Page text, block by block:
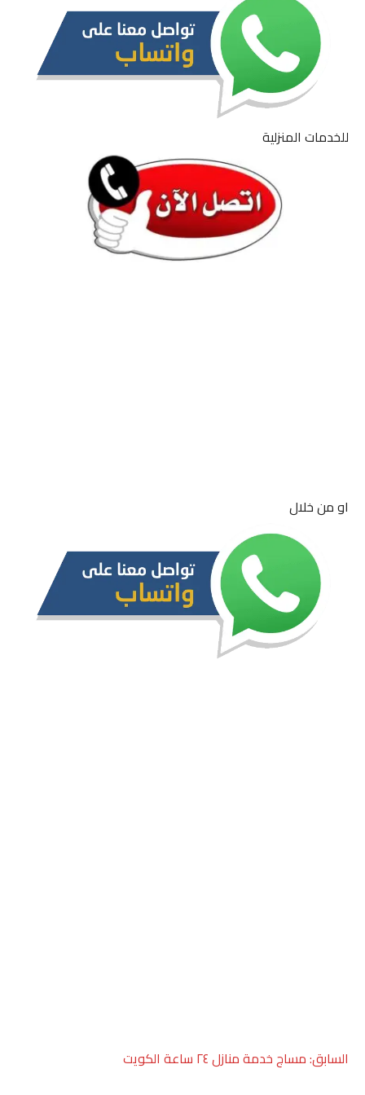
للخدمات المنزلية
او من خلال
تصفّح
السابق: مساج خدمة منازل ٢٤ ساعة الكويت